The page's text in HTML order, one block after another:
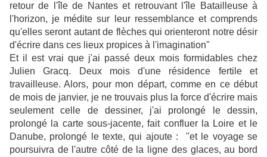
retour de l'île de Nantes et retrouvant l'île Batailleuse à
l'horizon, je médite sur leur ressemblance et comprends
qu'elles seront autant de flèches qui orienteront notre désir
d'écrire dans ces lieux propices à l'imagination"
Et il est vrai que j'ai passé deux mois formidables chez
Julien Gracq. Deux mois d'une résidence fertile et
travailleuse. Alors, pour mon départ, comme en ce début
de mois de janvier, je ne trouvais plus la force d'écrire mais
seulement celle de dessiner, j'ai prolongé le dessin,
prolongé la carte sous-jacente, fait confluer la Loire et le
Danube, prolongé le texte, qui ajoute : "et le voyage se
poursuivra de l'autre côté de la ligne des glaces, au bord